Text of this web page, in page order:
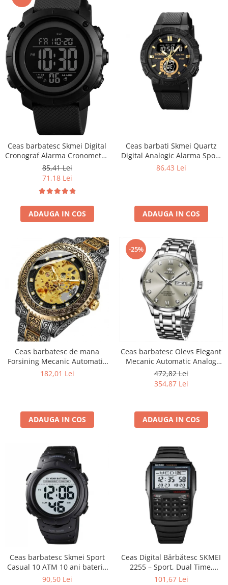
Ceas barbatesc Skmei Digital
Cronograf Alarma Cronometru
5 ATM
85,41 Lei
71,18 Lei
ADAUGA IN COS
Ceas barbati Skmei Quartz
Digital Analogic Alarma Sport
Negru Auriu
86,43 Lei
ADAUGA IN COS
Ceas barbatesc de mana
Forsining Mecanic Automatic
Skeleton Analog Argintiu
182,01 Lei
ADAUGA IN COS
-25%
Ceas barbatesc Olevs Elegant
Mecanic Automatic Analog
Data Zilele saptamanii
472,82 Lei
354,87 Lei
ADAUGA IN COS
Ceas barbatesc Skmei Sport
Casual 10 ATM 10 ani baterie
Negru
90,50 Lei
Ceas Digital Bărbătesc SKMEI
2255 – Sport, Dual Time,
Cronometru, Agenda
101,67 Lei